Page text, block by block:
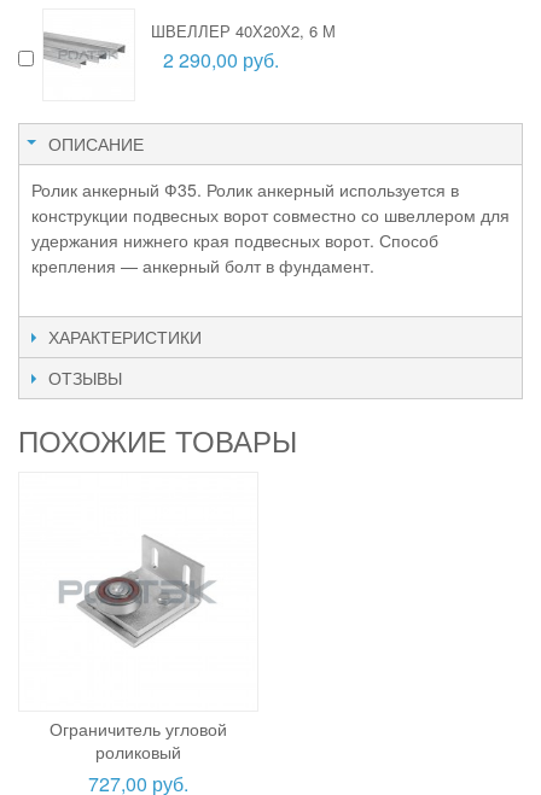
ШВЕЛЛЕР 40Х20Х2, 6 М
2 290,00 руб.
ОПИСАНИЕ
Ролик анкерный Ф35. Ролик анкерный используется в
конструкции подвесных ворот совместно со швеллером для
удержания нижнего края подвесных ворот. Способ
крепления — анкерный болт в фундамент.
ХАРАКТЕРИСТИКИ
ОТЗЫВЫ
ПОХОЖИЕ ТОВАРЫ
Ограничитель угловой
роликовый
727,00 руб.